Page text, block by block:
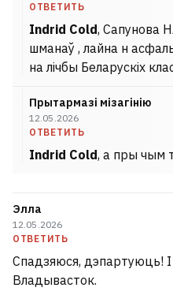
ОТВЕТИТЬ
Indrid Cold, Сапунова
шманаў , лайна н
на лічбы Беларускіх
Прытармазі мізагінію
12.05.2026
ОТВЕТИТЬ
Indrid Cold, а пры чым
Элла
12.05.2026
ОТВЕТИТЬ
Спадзяюся, дэпартуюць! І
Владывасток.